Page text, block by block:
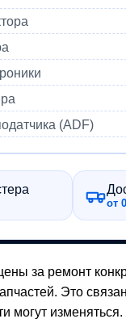
(ADF)
от
за ремонт
Это
могут